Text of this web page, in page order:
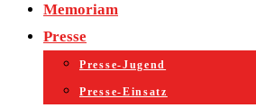
Memoriam
Presse
Presse-Jugend
Presse-Einsatz